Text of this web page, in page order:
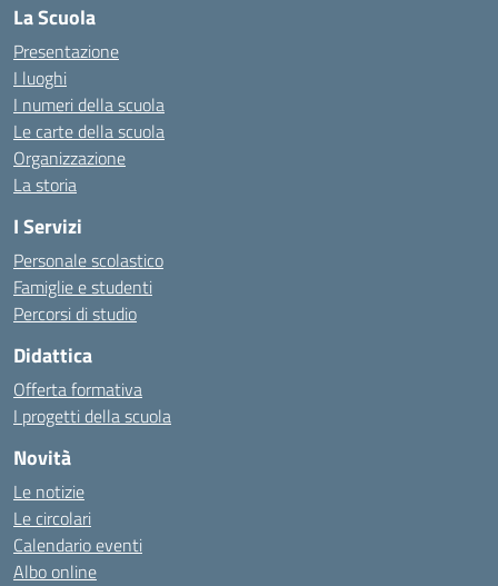
La Scuola
Presentazione
I luoghi
I numeri della scuola
Le carte della scuola
Organizzazione
La storia
I Servizi
Personale scolastico
Famiglie e studenti
Percorsi di studio
Didattica
Offerta formativa
I progetti della scuola
Novità
Le notizie
Le circolari
Calendario eventi
Albo online